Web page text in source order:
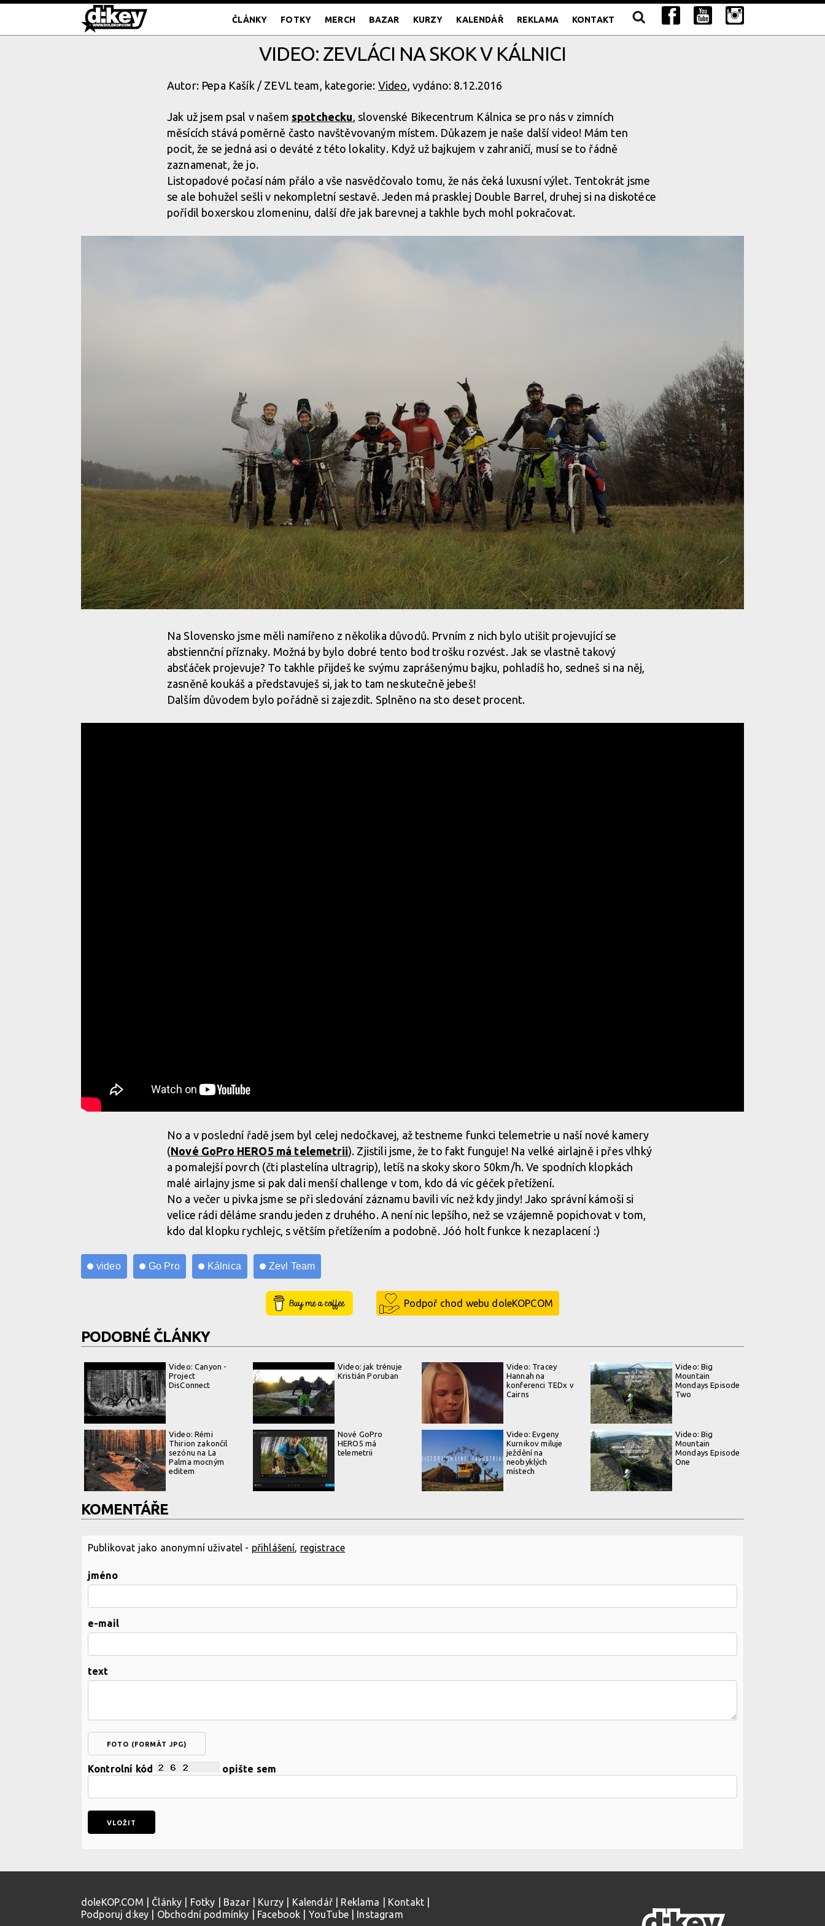
ČLÁNKY FOTKY MERCH BAZAR KURZY KALENDÁŘ REKLAMA KONTAKT
VIDEO: ZEVLÁCI NA SKOK V KÁLNICI
Autor: Pepa Kašík / ZEVL team, kategorie: Video, vydáno: 8.12.2016
Jak už jsem psal v našem spotchecku, slovenské Bikecentrum Kálnica se pro nás v zimních
měsících stává poměrně často navštěvovaným místem. Důkazem je naše další video! Mám ten
pocit, že se jedná asi o deváté z této lokality. Když už bajkujem v zahraničí, musí se to řádně
zaznamenat, že jo.
Listopadové počasí nám přálo a vše nasvědčovalo tomu, že nás čeká luxusní výlet. Tentokrát jsme
se ale bohužel sešli v nekompletní sestavě. Jeden má prasklej Double Barrel, druhej si na diskotéce
pořídil boxerskou zlomeninu, další dře jak barevnej a takhle bych mohl pokračovat.
Na Slovensko jsme měli namířeno z několika důvodů. Prvním z nich bylo utišit projevující se
abstiennční příznaky. Možná by bylo dobré tento bod trošku rozvést. Jak se vlastně takový
absťáček projevuje? To takhle přijdeš ke svýmu zaprášenýmu bajku, pohladíš ho, sedneš si na něj,
zasněně koukáš a představuješ si, jak to tam neskutečně jebeš!
Dalším důvodem bylo pořádně si zajezdit. Splněno na sto deset procent.
No a v poslední řadě jsem byl celej nedočkavej, až testneme funkci telemetrie u naší nové kamery
(Nové GoPro HERO5 má telemetrii). Zjistili jsme, že to fakt funguje! Na velké airlajně i přes vlhký
a pomalejší povrch (čti plastelína ultragrip), letíš na skoky skoro 50km/h. Ve spodních klopkách
malé airlajny jsme si pak dali menší challenge v tom, kdo dá víc géček přetížení.
No a večer u pivka jsme se při sledování záznamu bavili víc než kdy jindy! Jako správní kámoši si
velice rádi děláme srandu jeden z druhého. A není nic lepšího, než se vzájemně popichovat v tom,
kdo dal klopku rychlejc, s větším přetížením a podobně. Jóó holt funkce k nezaplacení :)
video Go Pro Kálnica Zevl Team
Buy Me a Coffee Podpoř chod webu doleKOPCOM
PODOBNÉ ČLÁNKY
Video: Canyon -
Project
DisConnect
Video: jak trénuje
Kristián Poruban
Video: Tracey
Hannah na
konferenci TEDx v
Cairns
Video: Big
Mountain
Mondays Episode
Two
Video: Rémi
Thirion zakončil
sezónu na La
Palma mocným
editem
Nové GoPro
HERO5 má
telemetrii
Video: Evgeny
Kurnikov miluje
ježdění na
neobyklých
místech
Video: Big
Mountain
Mondays Episode
One
KOMENTÁŘE
Publikovat jako anonymní uživatel - přihlášení registrace
jméno
e-mail
text
FOTO (FORMÁT JPG)
Kontrolní kód opište sem
doleKOP.COM Články Fotky Bazar| Kurzy Kalendář| Reklama Kontakt
Podporuj d:key
Obchodní podmínky Facebook YouTube| Instagram